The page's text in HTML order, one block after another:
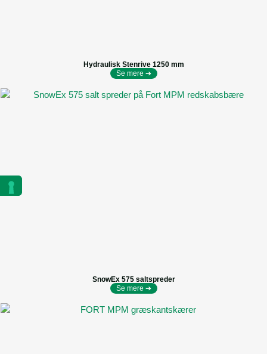
Hydraulisk Stenrive 1250 mm
Se mere ➔
SnowEx 575 saltspreder
Se mere ➔